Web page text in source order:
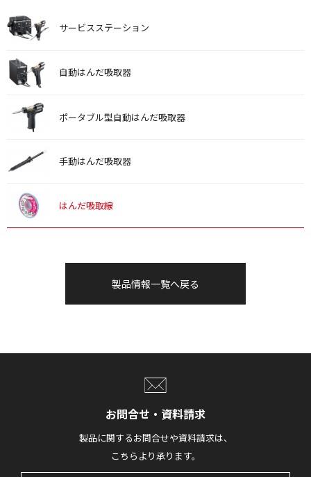
サービスステーション
自動はんだ吸取器
ポータブル型自動はんだ吸取器
手動はんだ吸取器
はんだ吸取線
製品情報一覧へ戻る
お問合せ・資料請求
製品に関するお問合せや資料請求は、
こちらより承ります。